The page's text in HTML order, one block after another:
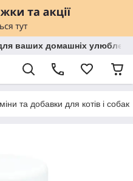
ваших домашніх
та добавки для котів і собак